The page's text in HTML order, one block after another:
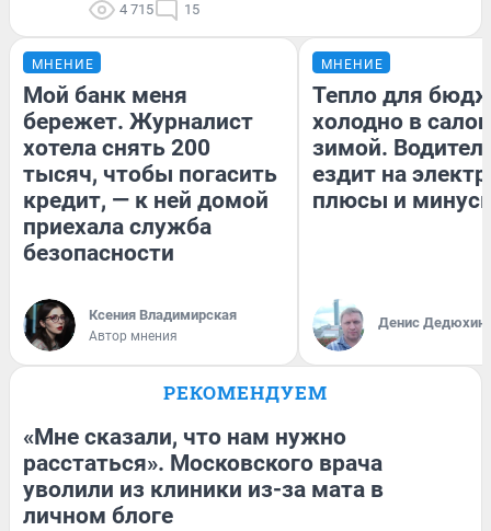
4 715 15
МНЕНИЕ
Мой банк меня
бережет. Журналист
хотела снять 200
тысяч, чтобы погасить
кредит, — к ней домой
приехала служба
безопасности
Ксения Владимирская
Автор мнения
МНЕНИЕ
Тепло для
холодно в
зимой.
ездит на
плюсы и
Денис Дедюхин
РЕКОМЕНДУЕМ
«Мне сказали, что нам нужно
расстаться». Московского врача
уволили из клиники из-за мата в
личном блоге